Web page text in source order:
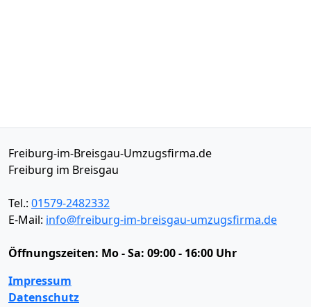
Freiburg-im-Breisgau-Umzugsfirma.de
Freiburg im Breisgau
Tel.: 01579-2482332
E-Mail: info@freiburg-im-breisgau-umzugsfirma.de
Öffnungszeiten: Mo - Sa: 09:00 - 16:00 Uhr
Impressum
Datenschutz